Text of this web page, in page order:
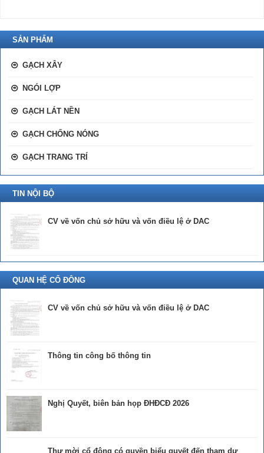
SẢN PHẨM
GẠCH XÂY
NGÓI LỢP
GẠCH LÁT NỀN
GẠCH CHỐNG NÓNG
GẠCH TRANG TRÍ
TIN NỘI BỘ
CV về vốn chủ sở hữu và vốn điều lệ ở DAC
QUAN HỆ CỔ ĐÔNG
CV về vốn chủ sở hữu và vốn điều lệ ở DAC
Thông tin công bố thông tin
Nghị Quyết, biên bản họp ĐHĐCĐ 2026
Thư mời cổ đông có quyền biểu quyết đến tham dự